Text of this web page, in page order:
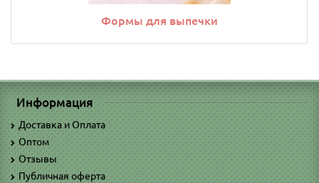
Формы для выпечки
Информация
Доставка и Оплата
Оптом
Отзывы
Публичная оферта